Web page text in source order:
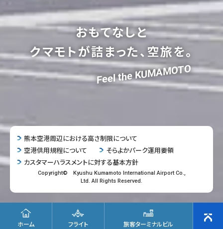
ホーム フライト 旅客ターミナルビル
おもてなしと
クマモトが詰まった、空旅を。
Feel the KUMAMOTO
熊本空港周辺における高さ制限について
空港供用規程について
そらよかパーク運用要領
カスタマーハラスメントに対する基本方針
Copyright© Kyushu Kumamoto International Airport Co.,
Ltd. All Rights Reserved.